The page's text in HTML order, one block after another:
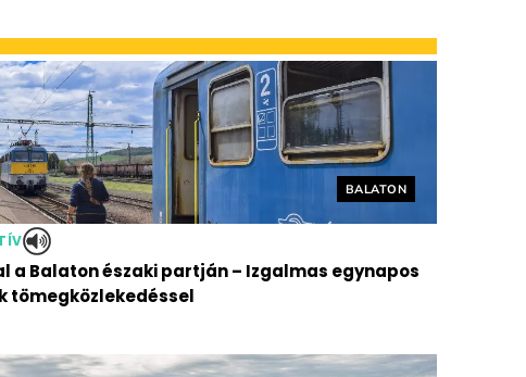
Helyszín címkék:
BALATON
a Balaton északi partján – Izgalmas egynapos
tömegközlekedéssel